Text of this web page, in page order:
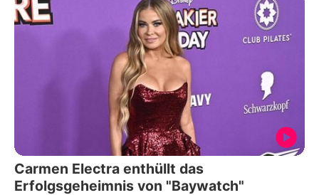
Carmen Electra enthüllt das
Erfolgsgeheimnis von "Baywatch"